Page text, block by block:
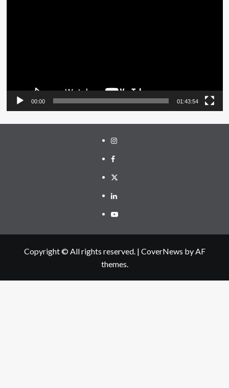
00:00 01:43:54
Instagram
Facebook
Twitter
Linkedin
Youtube
Copyright © All rights reserved. | CoverNews by AF
themes.